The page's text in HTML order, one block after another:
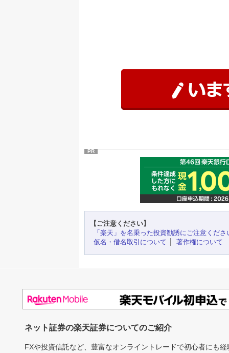
PR
【ご注意ください】
「楽天」を名乗った投資勧誘にご注意くださ
仮名・借名取引について
著作権について
ネット証券の楽天証券についてのご紹介
FXや投資信託など、豊富なオンライントレードで初心者にも